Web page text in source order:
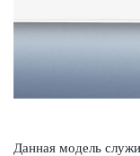
Данная модель